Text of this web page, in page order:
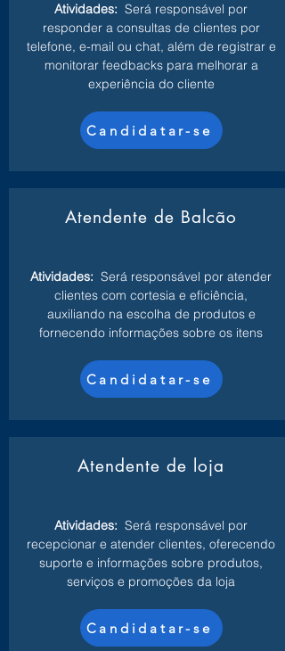
Atividades: Será responsável por
responder a consultas de clientes por
telefone, e-mail ou chat, além de registrar e
monitorar feedbacks para melhorar a
experiência do cliente
Candidatar-se
Atendente de Balcão
Atividades: Será responsável por atender
clientes com cortesia e eficiência,
auxiliando na escolha de produtos e
fornecendo informações sobre os itens
Candidatar-se
Atendente de loja
Atividades: Será responsável por
recepcionar e atender clientes, oferecendo
suporte e informações sobre produtos,
serviços e promoções da loja
Candidatar-se